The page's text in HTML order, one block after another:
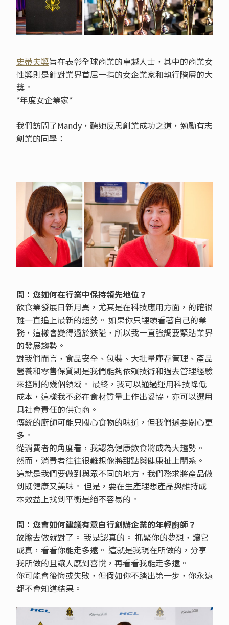
史蒂夫獎旨在表彰全球商業的卓越人士，其中的商業女
性獎則是針對業界首屈一指的女企業家和執行階層的大
獎。
*年度女企業家*
我們訪問了Mandy，聽她反思創業成功之道，勉勵有志
創業的同學：
問：您如何在行業中保持領先地位？
飲食業發展日新月異，尤其是在科技應用方面，的確很
難一直追上最新的趨勢。 如果你只埋頭看著自己的業
務，這樣會變得過於狹隘，所以我一直強調要緊貼業界
的發展趨勢。
對我們而言，食品安全、包裝、大批量庫存管理、產品
營養和零售保質期是我們能夠依賴技術和過去管理經驗
來控制的幾個領域。 最終，我可以通過運用科技降低
成本，這樣我不必在食材質量上作出妥協，亦可以選用
具社會責任的供貨商。
傳統的廚師可能只關心食物的味道，但我們還要關心更
多。
從消費者的角度看，我認為健康飲食將成為大趨勢。
然而，消費者往往很難想像將甜點與健康扯上關系。
這就是我們要做到與眾不同的地方，我們務求將產品做
到既健康又美味。 但是，要在生產理想產品與維持成
本效益上找到平衡是絕不容易的。
問：您會如何建議有意自行創辦企業的年輕廚師？
放膽去做就對了。 我是認真的。 抓緊你的夢想，讓它
成真，看看你能走多遠。 這就是我現在所做的，分享
我所做的且讓人感到喜悅，再看看我能走多遠。
你可能會後悔或失敗，但假如你不踏出第一步，你永遠
都不會知道結果。